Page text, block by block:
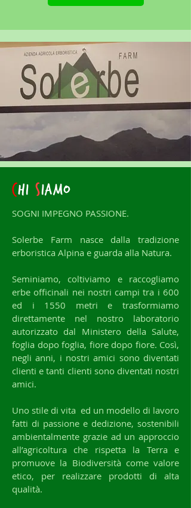
chi siamo
SOGNI IMPEGNO PASSIONE.
Solerbe Farm nasce dalla tradizione
erboristica Alpina e guarda alla Natura.
Seminiamo, coltiviamo e raccogliamo
erbe officinali nei nostri campi tra i 600
ed i 1550 metri e trasformiamo
direttamente nel nostro laboratorio
autorizzato dal Ministero della Salute,
foglia dopo foglia, fiore dopo fiore. Così,
negli anni, i nostri amici sono diventati
clienti e tanti clienti sono diventati nostri
amici.
Uno stile di vita ed un modello di lavoro
fatti di passione e dedizione, sostenibili
ambientalmente grazie ad un approccio
all’agricoltura che rispetta la Terra e
promuove la Biodiversità come valore
etico, per realizzare prodotti di alta
qualità.